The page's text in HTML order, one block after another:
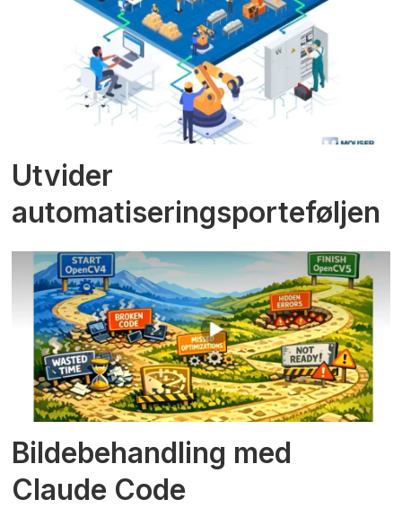
Utvider
automatiseringsporteføljen
Bildebehandling med
Claude Code